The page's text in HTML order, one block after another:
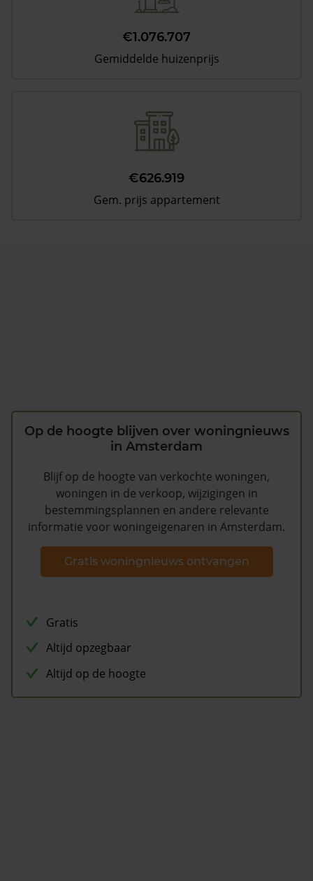
€1.076.707
Gemiddelde huizenprijs
€626.919
Gem. prijs appartement
Op de hoogte blijven over woningnieuws
in Amsterdam
Blijf op de hoogte van verkochte woningen,
woningen in de verkoop, wijzigingen in
bestemmingsplannen en andere relevante
informatie voor woningeigenaren in Amsterdam.
Gratis woningnieuws ontvangen
Gratis
Altijd opzegbaar
Altijd op de hoogte